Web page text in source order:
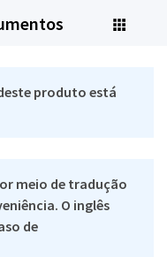
produto está
meio de tradução
O inglês
de